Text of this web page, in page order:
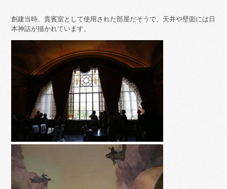
創建当時、貴賓室として使用された部屋だそうで、天井や壁面には日
本神話が描かれています。